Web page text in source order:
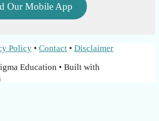
Our Mobile App
Policy • Contact • Disclaimer
Education • Built with